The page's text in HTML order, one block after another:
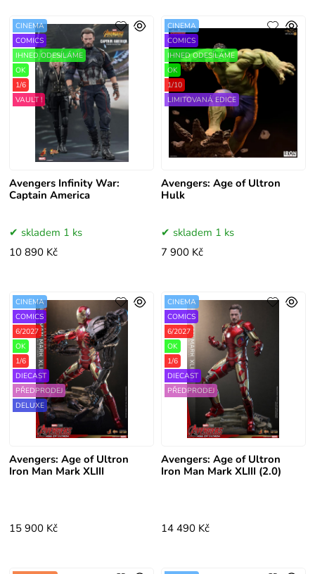
Avengers Infinity War:
Captain America
CINEMA
COMICS
IHNED ODESÍLÁME
OK
1/6
VAULT !
skladem 1 ks
10 890 Kč
Avengers: Age of Ultron
Hulk
CINEMA
COMICS
IHNED ODESÍLÁME
OK
1/10
LIMITOVANÁ EDICE
skladem 1 ks
7 900 Kč
Avengers: Age of Ultron
Iron Man Mark XLIII
CINEMA
COMICS
6/2027
OK
1/6
DIECAST
PŘEDPRODEJ
DELUXE
15 900 Kč
Avengers: Age of Ultron
Iron Man Mark XLIII (2.0)
CINEMA
COMICS
6/2027
OK
1/6
DIECAST
PŘEDPRODEJ
14 490 Kč